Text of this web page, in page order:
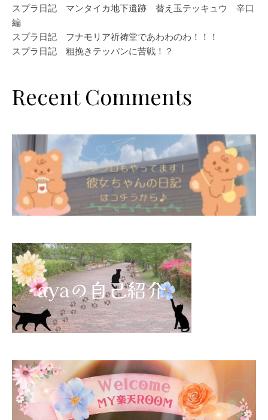
スプラ日記 マンタイカ地下遺跡 替え玉テッキュウ 辛口
編
スプラ日記 フナモリア祈祷堂であわわのわ！！！
スプラ日記 粗挽きテッパンに苦戦！？
Recent Comments